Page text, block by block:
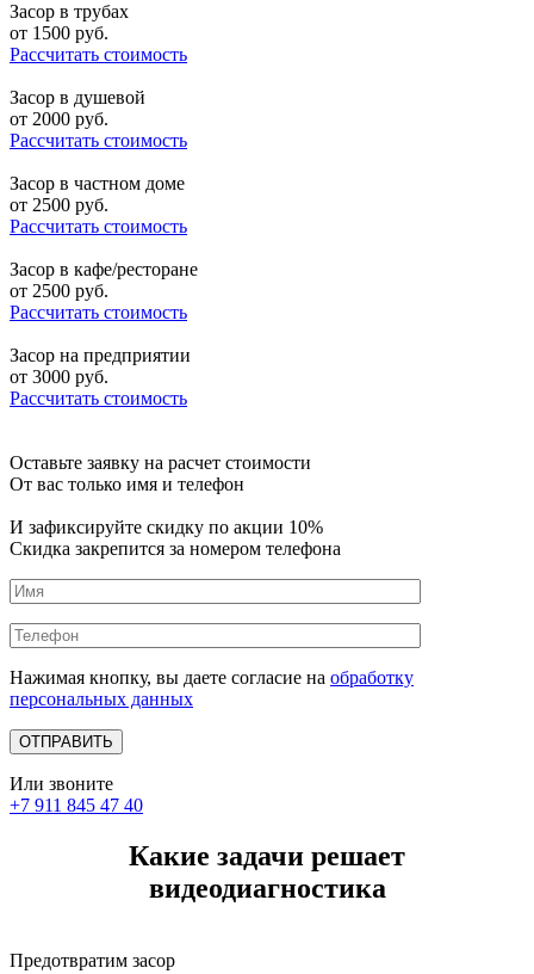
Засор в трубах
от 1500 руб.
Рассчитать стоимость
Засор в душевой
от 2000 руб.
Рассчитать стоимость
Засор в частном доме
от 2500 руб.
Рассчитать стоимость
Засор в кафе/ресторане
от 2500 руб.
Рассчитать стоимость
Засор на предприятии
от 3000 руб.
Рассчитать стоимость
Оставьте заявку на расчет стоимости
От вас только имя и телефон
И зафиксируйте скидку по акции 10%
Скидка закрепится за номером телефона
Нажимая кнопку, вы даете согласие на обработку
персональных данных
Или звоните
+7 911 845 47 40
Какие задачи решает
видеодиагностика
Предотвратим засор